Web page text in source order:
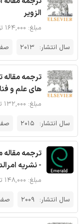
الزویر
مبلغ: ۱۶۴,۰۰۰ تومان
سال انتشار: 2013
ترجمه مقاله
‌های علم و
مبلغ: ۱۳۲,۰۰۰ تومان
سال انتشار: 2015
ترجمه
- نشریه
مبلغ: ۱۴۸,۰۰۰ تومان
سال انتشار: 2009